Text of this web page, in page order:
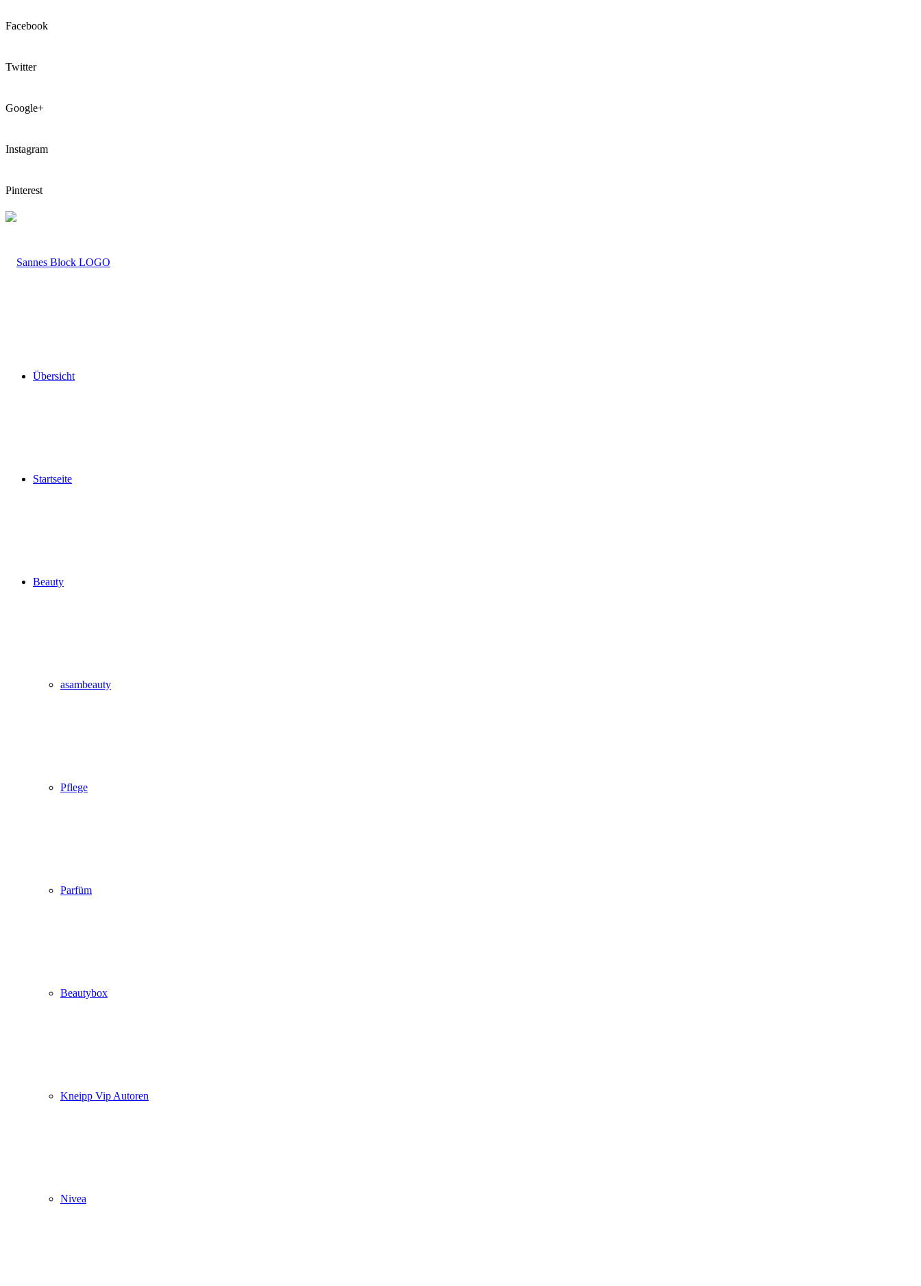
Facebook
Twitter
Google+
Instagram
Pinterest
LOGO
Übersicht
Startseite
Beauty
asambeauty
Pflege
Parfüm
Beautybox
Kneipp Vip Autoren
Nivea